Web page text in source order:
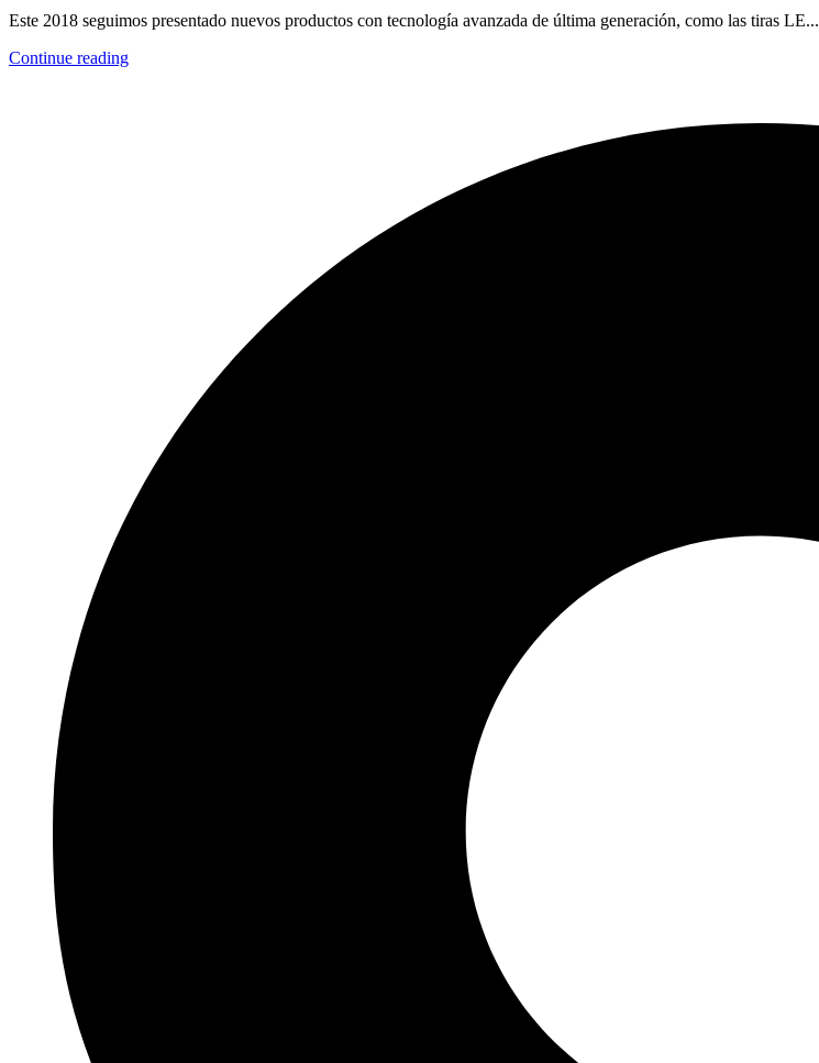
Este 2018 seguimos presentado nuevos productos con tecnología avanzada de última generación, como las tiras LE...
Continue reading